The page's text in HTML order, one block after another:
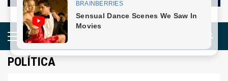
Primary
Menu
POLÍTICA